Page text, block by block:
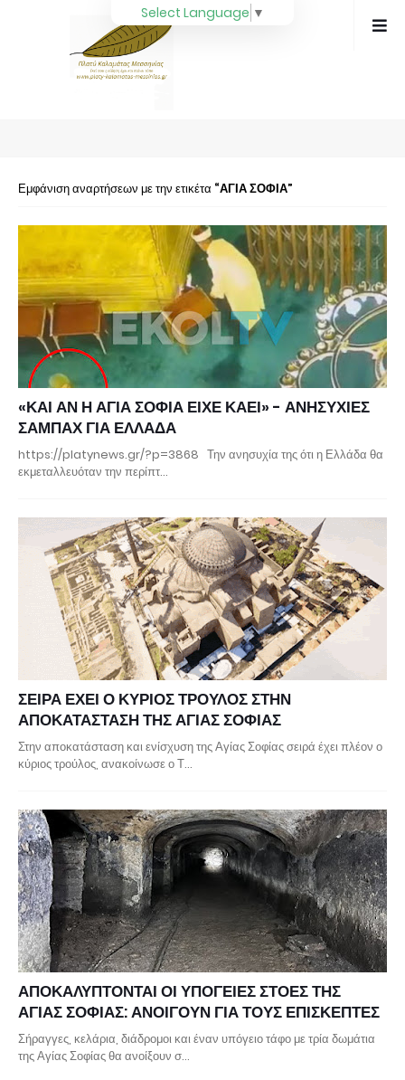
Εμφάνιση αναρτήσεων με την ετικέτα ΑΓΙΑ ΣΟΦΙΑ
«ΚΑΙ ΑΝ Η ΑΓΙΑ ΣΟΦΙΑ ΕΙΧΕ ΚΑΕΙ» - ΑΝΗΣΥΧΙΕΣ
ΣΑΜΠΑΧ ΓΙΑ ΕΛΛΑΔΑ
https://platynews.gr/?p=3868 Την ανησυχία της ότι η Ελλάδα θα
εκμεταλλευόταν την περίπτ…
ΣΕΙΡΑ ΕΧΕΙ Ο ΚΥΡΙΟΣ ΤΡΟΥΛΟΣ ΣΤΗΝ
ΑΠΟΚΑΤΑΣΤΑΣΗ ΤΗΣ ΑΓΙΑΣ ΣΟΦΙΑΣ
Στην αποκατάσταση και ενίσχυση της Αγίας Σοφίας σειρά έχει πλέον ο
κύριος τρούλος, ανακοίνωσε ο Τ…
ΑΠΟΚΑΛΥΠΤΟΝΤΑΙ ΟΙ ΥΠΟΓΕΙΕΣ ΣΤΟΕΣ ΤΗΣ
ΑΓΙΑΣ ΣΟΦΙΑΣ: ΑΝΟΙΓΟΥΝ ΓΙΑ ΤΟΥΣ ΕΠΙΣΚΕΠΤΕΣ
Σήραγγες, κελάρια, διάδρομοι και έναν υπόγειο τάφο με τρία δωμάτια
της Αγίας Σοφίας θα ανοίξουν σ…
Select Language ▼